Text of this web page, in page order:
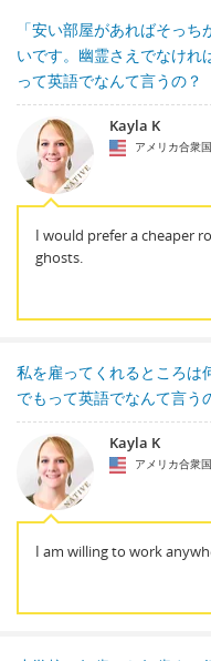
「安い部屋があればそっち
いです。幽霊さえでなけれ
って英語でなんて言うの？
Kayla K
アメリカ合衆国
I would prefer a cheaper
ghosts.
私を雇ってくれるところは
でもって英語でなんて言う
Kayla K
アメリカ合衆国
I am willing to work